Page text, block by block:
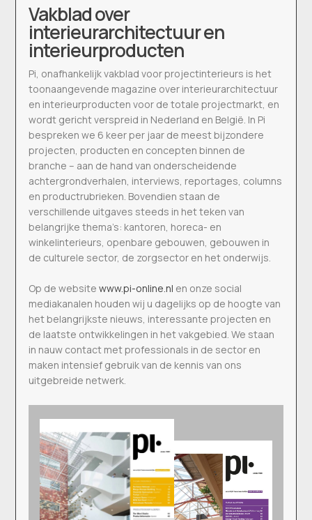
Vakblad over
interieurarchitectuur en
interieurproducten
Pi, onafhankelijk vakblad voor projectinterieurs is het
toonaangevende magazine over interieurarchitectuur
en interieurproducten voor de totale projectmarkt, en
wordt gericht verspreid in Nederland en België. In Pi
bespreken we 6 keer per jaar de meest bijzondere
projecten, producten en concepten binnen de
branche – aan de hand van onderscheidende
achtergrondverhalen, interviews, reportages, columns
en productrubrieken. Bovendien staan de
verschillende uitgaves steeds in het teken van
belangrijke thema’s: kantoren, horeca- en
winkelinterieurs, openbare gebouwen, gebouwen in
de culturele sector, de zorgsector en het onderwijs.
Op de websitewww.pi-online.nl en onze social
mediakanalen houden wij u dagelijks op de hoogte van
het belangrijkste nieuws, interessante projecten en
de laatste ontwikkelingen in het vakgebied. We staan
in nauw contact met professionals in de sector en
maken intensief gebruik van de kennis van ons
uitgebreide netwerk.